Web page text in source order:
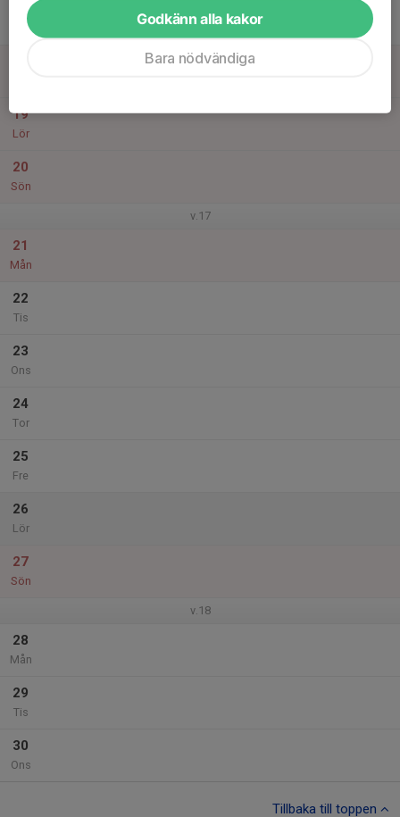
17
Tor
19
Lör
20
Sön
v.17
21
Mån
22
Tis
23
Ons
24
Tor
25
Fre
26
Lör
27
Sön
v.18
28
Mån
29
Tis
30
Ons
Tillbaka till toppen
Godkänn alla kakor
Bara nödvändiga